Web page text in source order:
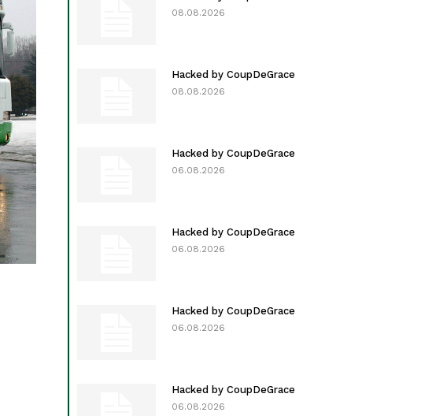
08.08.2026
Hacked by CoupDeGrace
08.08.2026
Hacked by CoupDeGrace
06.08.2026
Hacked by CoupDeGrace
06.08.2026
Hacked by CoupDeGrace
06.08.2026
Hacked by CoupDeGrace
06.08.2026